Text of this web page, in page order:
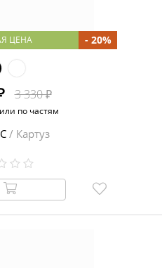
ЦЕНА
3 330 ₽
- 20%
или по частям
/ Картуз